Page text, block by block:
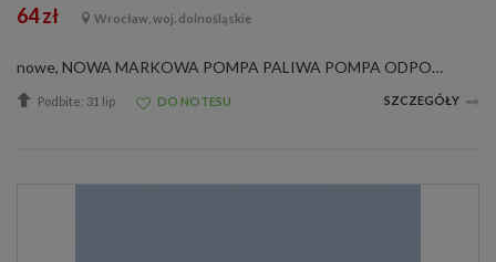
64 zł Wrocław, woj. dolnośląskie
nowe, NOWA MARKOWA POMPA PALIWA POMPA ODPOWIADA NUMEROM ORYGINAŁU : HOLDEN 90541593, OE OPEL 815031, 90541593, 90571033 0580453984 0 580 453 984Pompy mają zastosowanie między innymi w następujących samochodach:OPEL ASTRA G 1.2 16VOPEL ASTRA G 1.4 16V...
Podbite: 31 lip DO NOTESU SZCZEGÓŁY